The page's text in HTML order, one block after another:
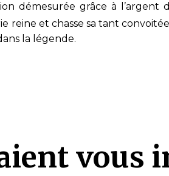
démesurée grâce à l’argent
reine et chasse sa tant
la légende.
vous